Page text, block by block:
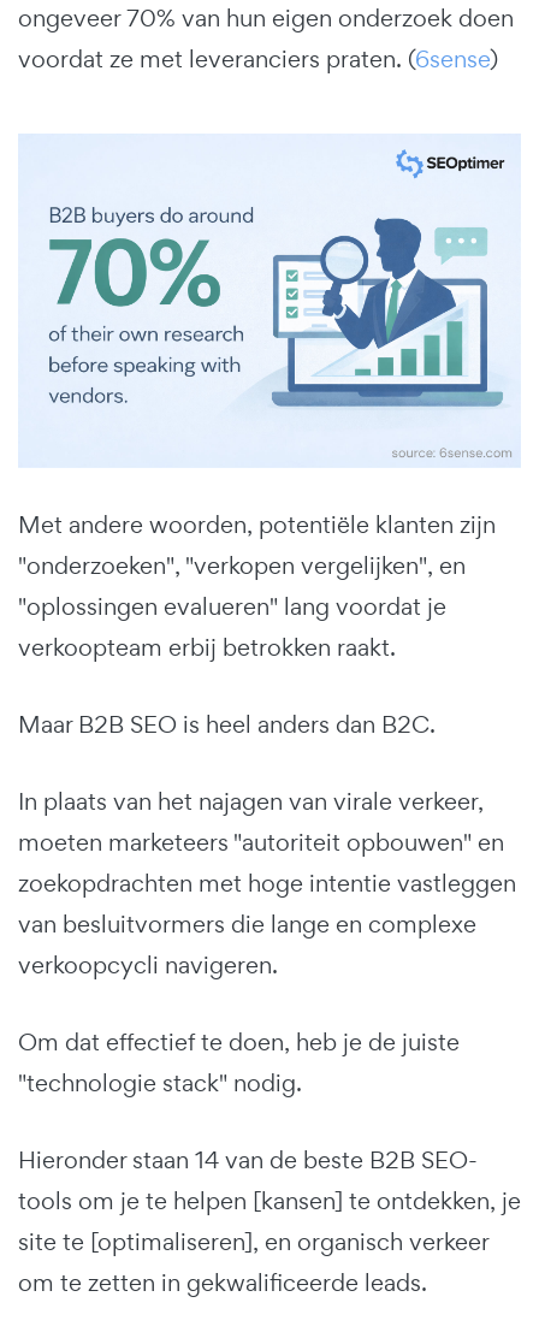
ongeveer 70% van hun eigen onderzoek doen
voordat ze met leveranciers praten. (6sense)
Met andere woorden, potentiële klanten zijn
"onderzoeken", "verkopen vergelijken", en
"oplossingen evalueren" lang voordat je
verkoopteam erbij betrokken raakt.
Maar B2B SEO is heel anders dan B2C.
In plaats van het najagen van virale verkeer,
moeten marketeers "autoriteit opbouwen" en
zoekopdrachten met hoge intentie vastleggen
van besluitvormers die lange en complexe
verkoopcycli navigeren.
Om dat effectief te doen, heb je de juiste
"technologie stack" nodig.
Hieronder staan 14 van de beste B2B SEO-
tools om je te helpen [kansen] te ontdekken, je
site te [optimaliseren], en organisch verkeer
om te zetten in gekwalificeerde leads.